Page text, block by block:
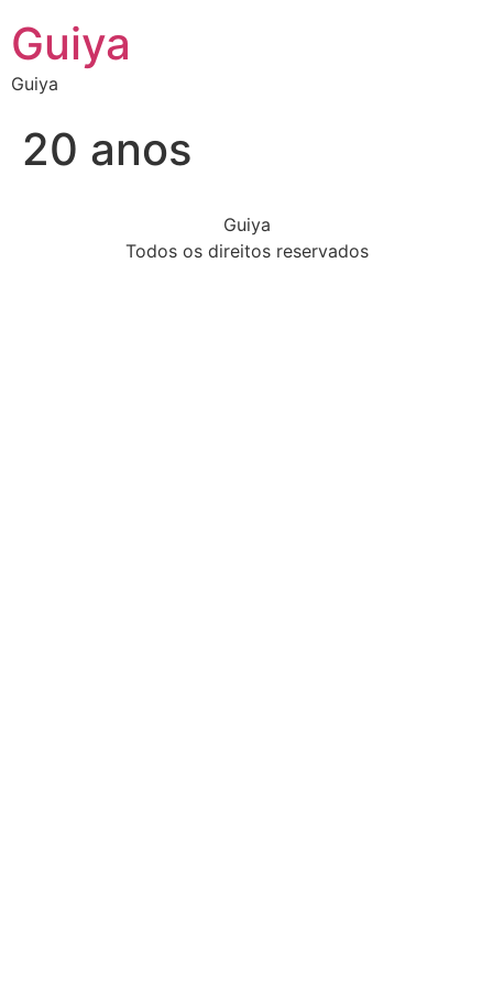
Guiya
Guiya
20 anos
Guiya
Todos os direitos reservados